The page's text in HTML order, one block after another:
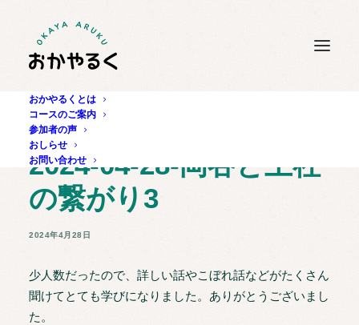
おかやるくとは
コースのご案内
参加者の声
おしらせ
お問い合わせ
2024-04-28-岡谷と上社
の繋がり3
2024年4月28日
少人数だったので、詳しい話やこぼれ話などがたくさん
聞けてとても学びになりました。ありがとうございまし
た。